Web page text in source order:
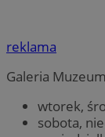
reklama
Galeria
wtorek,
sobota,